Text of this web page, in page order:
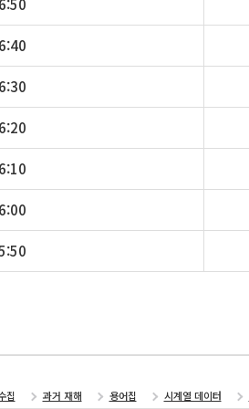
집 과거 재해 용어집 시계열 데이터